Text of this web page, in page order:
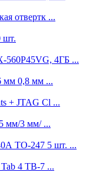
отвертк ...
шт.
560P45VG, 4ГБ ...
мм 0,8 мм ...
+ JTAG Cl ...
мм/3 мм/ ...
TO-247 5 шт. ...
4 TB-7 ...